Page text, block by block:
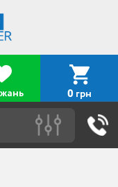
0 грн